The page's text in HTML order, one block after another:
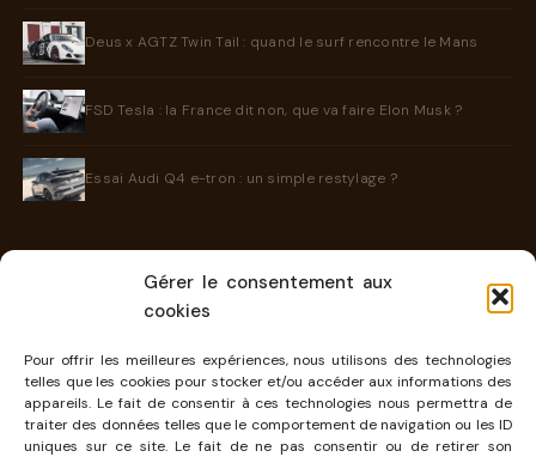
Gérer le consentement aux
cookies
Pour offrir les meilleures expériences, nous utilisons des technologies
telles que les cookies pour stocker et/ou accéder aux informations des
appareils. Le fait de consentir à ces technologies nous permettra de
traiter des données telles que le comportement de navigation ou les ID
uniques sur ce site. Le fait de ne pas consentir ou de retirer son
Deus x AGTZ Twin Tail : quand le surf rencontre le Mans
FSD Tesla : la France dit non, que va faire Elon Musk ?
Essai Audi Q4 e-tron : un simple restylage ?
INFORMATIONS
À propos
Mentions légales